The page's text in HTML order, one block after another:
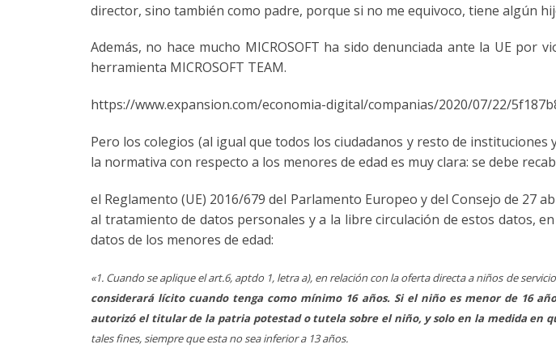
director, sino también como padre, porque si no me equivoco, tiene algún
Además, no hace mucho MICROSOFT ha sido denunciada ante la UE
herramienta MICROSOFT TEAM.
https://www.expansion.com/economia-digital/companias/2020/07/22/
Pero los colegios (al igual que todos los ciudadanos y resto de
la normativa con respecto a los menores de edad es muy clara: se debe
el Reglamento (UE) 2016/679 del Parlamento Europeo y del Consejo de 27
al tratamiento de datos personales y a la libre circulación de estos datos,
datos de los menores de edad:
«1. Cuando se aplique el art.6, aptdo 1, letra a), en relación con la oferta directa a niños de
considerará lícito cuando tenga como mínimo 16 años. Si el niño es menor de 16
autorizó el titular de la patria potestad o tutela sobre el niño, y solo en la medida en
tales fines, siempre que esta no sea inferior a 13 años.